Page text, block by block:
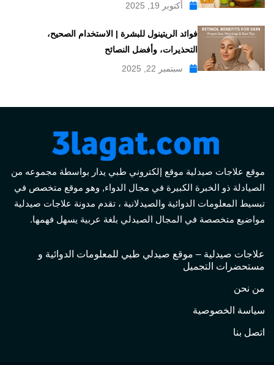
أكتوبر 19, 2025
فوائد الريتينول للبشرة | الاستخدام الصحيح،
التحذيرات، وأفضل النصائح
سبتمبر 22, 2025
موقع علاجات صيدلية موقع إلكتروني طبي يدار بواسطة مجموعه من
الصيادلة ذو الخبرة الكبيرة في مجال الدواء, وهو موقع متخصص في
تبسيط المعلومات الدوائية والصيدلانية ، تقدم مدونة علاجات صيدلية
مواضيع متخصصة في المجال الصيدلي بلغة عربية يسهل فهمها.
علاجات صيدلية – موقع صيدلي طبي للمعلومات الدوائية و
مستحضرات التجميل
من نحن
سياسة الخصوصية
اتصل بنا